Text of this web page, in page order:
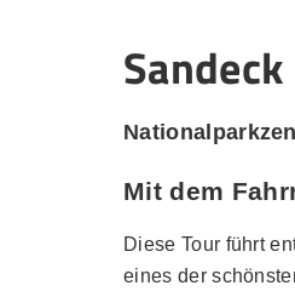
Mit dem
Diese Tour führt
eines der